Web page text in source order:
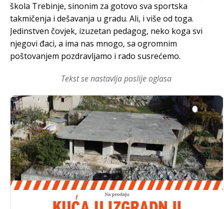
škola Trebinje, sinonim za gotovo sva sportska
takmičenja i dešavanja u gradu. Ali, i više od toga.
Jedinstven čovjek, izuzetan pedagog, neko koga svi
njegovi đaci, a ima nas mnogo, sa ogromnim
poštovanjem pozdravljamo i rado susrećemo.
Tekst se nastavlja poslije oglasa